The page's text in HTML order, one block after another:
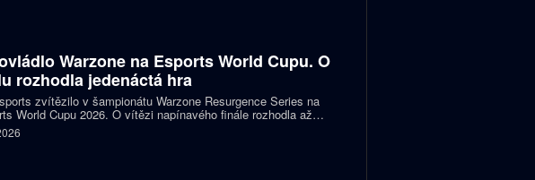
Warzone na Esports World Cupu. O
rozhodla jedenáctá hra
zvítězilo v šampionátu Warzone Resurgence Series na
World Cupu 2026. O vítězi napínavého finále rozhodla až
hra, do které vstupovalo s šancí na titul hned pět týmů.